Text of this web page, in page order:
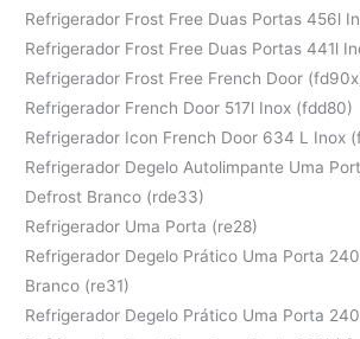
Refrigerador Frost Free Duas Portas 456l
Refrigerador Frost Free Duas Portas 441l
Refrigerador Frost Free French Door
Refrigerador French Door 517l Inox (fdd80)
Refrigerador Icon French Door 634 L Inox
Refrigerador Degelo Autolimpante Uma
Defrost Branco (rde33)
Refrigerador Uma Porta (re28)
Refrigerador Degelo Prático Uma Porta
Branco (re31)
Refrigerador Degelo Prático Uma Porta